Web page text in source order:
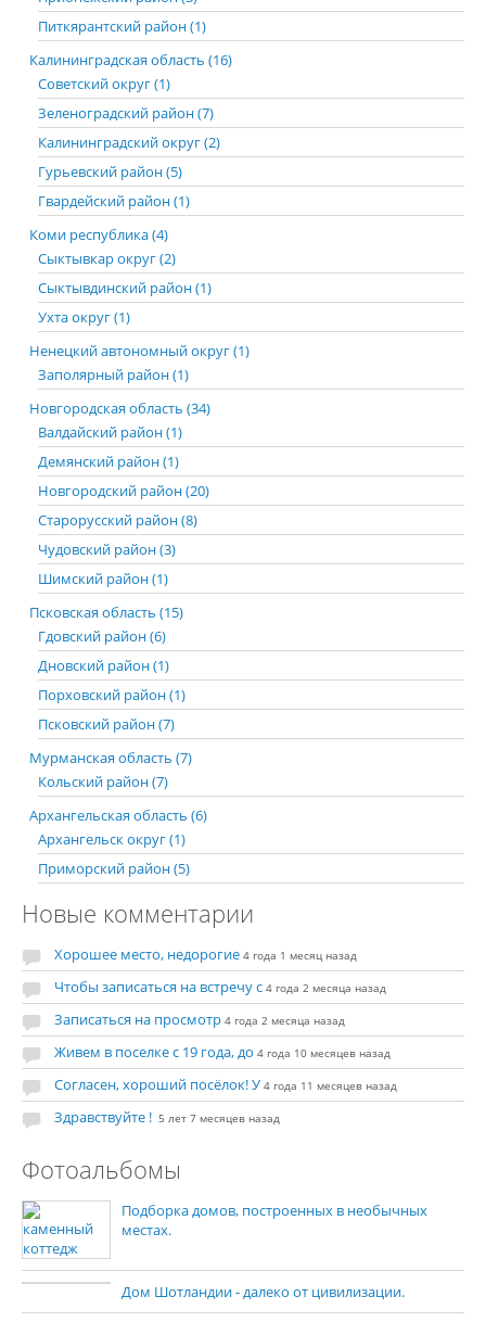
Питкярантский район (1)
Калининградская область (16)
Советский округ (1)
Зеленоградский район (7)
Калининградский округ (2)
Гурьевский район (5)
Гвардейский район (1)
Коми республика (4)
Сыктывкар округ (2)
Сыктывдинский район (1)
Ухта округ (1)
Ненецкий автономный округ (1)
Заполярный район (1)
Новгородская область (34)
Валдайский район (1)
Демянский район (1)
Новгородский район (20)
Старорусский район (8)
Чудовский район (3)
Шимский район (1)
Псковская область (15)
Гдовский район (6)
Дновский район (1)
Порховский район (1)
Псковский район (7)
Мурманская область (7)
Кольский район (7)
Архангельская область (6)
Архангельск округ (1)
Приморский район (5)
Новые комментарии
Хорошее место, недорогие 4 года 1 месяц назад
Чтобы записаться на встречу с 4 года 2 месяца назад
Записаться на просмотр 4 года 2 месяца назад
Живем в поселке с 19 года, до 4 года 10 месяцев назад
Согласен, хороший посёлок! У 4 года 11 месяцев назад
Здравствуйте ! 5 лет 7 месяцев назад
Фотоальбомы
Подборка домов, построенных в необычных
местах.
Дом Шотландии - далеко от цивилизации.